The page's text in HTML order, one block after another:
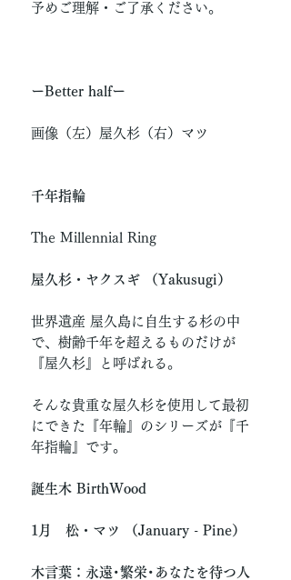
予めご理解・ご了承ください。
ーBetter halfー
画像（左）屋久杉（右）マツ
千年指輪
The Millennial Ring
屋久杉・ヤクスギ （Yakusugi）
世界遺産 屋久島に自生する杉の中
で、樹齢千年を超えるものだけが
『屋久杉』と呼ばれる。
そんな貴重な屋久杉を使用して最初
にできた『年輪』のシリーズが『千
年指輪』です。
誕生木 BirthWood
1月 松・マツ （January - Pine）
木言葉：永遠･繁栄･あなたを待つ人